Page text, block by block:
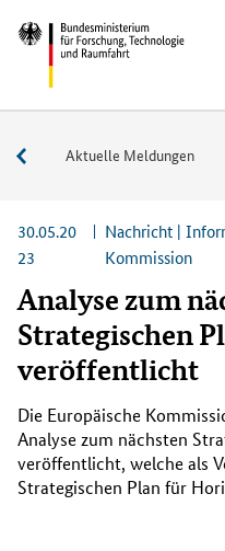
Direkt
zum
Inhalt
(Eingabetaste)
Direkt
zum
Hauptmenu
(Eingabetaste)
Direkt
zur
Suche
(Eingabetaste)
Direkt
zur
Fußleiste
(Enter)
Bundesministerium
und
Service
Aktuelle Meldungen
30.05.20
23
Nachricht |
Kommission
Analyse zum
Strategischen
veröffentlicht
Die Europäische
Analyse zum nächsten
veröffentlicht, welche als
Strategischen Plan für